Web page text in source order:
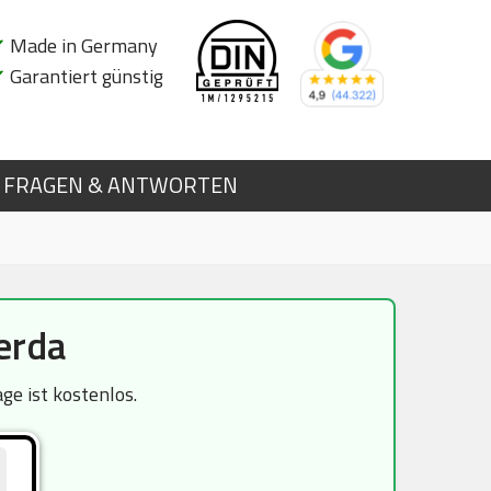
Made in Germany
Garantiert günstig
FRAGEN & ANTWORTEN
ist kostenlos.